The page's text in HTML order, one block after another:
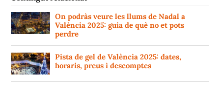
On podràs veure les llums de Nadal a
València 2025: guia de què no et pots
perdre
Pista de gel de València 2025: dates,
horaris, preus i descomptes